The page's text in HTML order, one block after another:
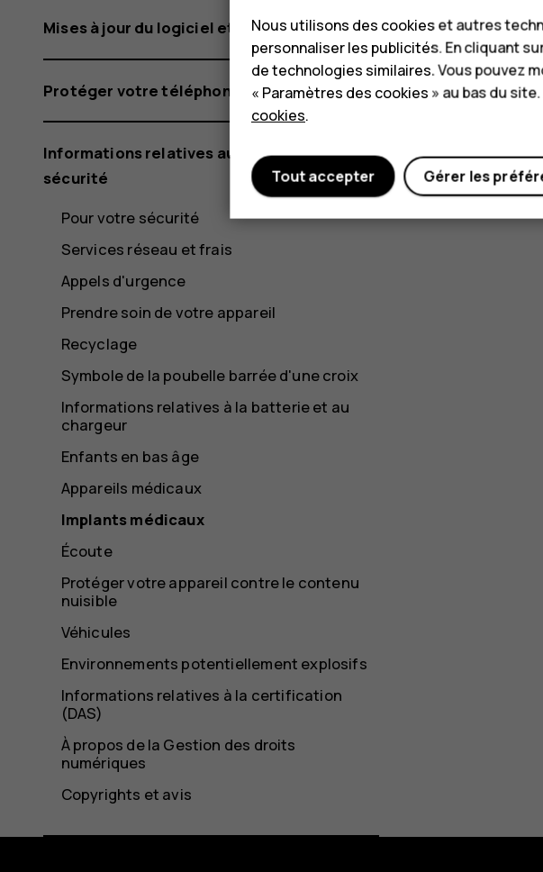
Mises à jour du logiciel et sauvegardes
Protéger votre téléphone
Informations relatives au produit et à la
sécurité
Pour votre sécurité
Services réseau et frais
Appels d'urgence
Prendre soin de votre appareil
Recyclage
Symbole de la poubelle barrée d'une croix
Informations relatives à la batterie et au
chargeur
Enfants en bas âge
Appareils médicaux
Implants médicaux
Écoute
Protéger votre appareil contre le contenu
nuisible
Véhicules
Environnements potentiellement explosifs
Informations relatives à la certification
(DAS)
À propos de la Gestion des droits
numériques
Copyrights et avis
Nous utilisons des cookies et autres
personnaliser les publicités. En cliquant
de technologies similaires. Vous pouvez
« Paramètres des cookies » au bas du
cookies.
Gérer les
Tout accepter